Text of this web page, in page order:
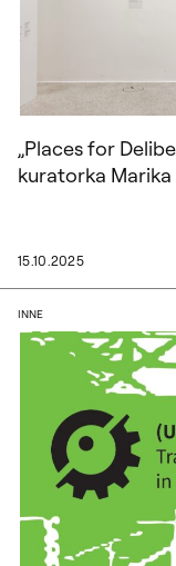
„Places for
kuratorka
15.10.2025
Dr Jakub
INNE